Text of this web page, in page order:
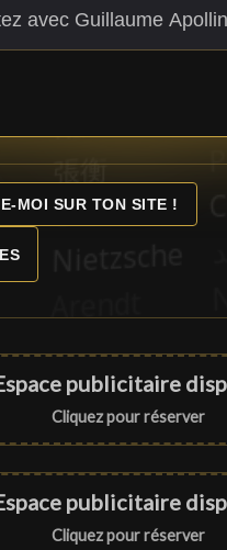
MOI SUR TON SITE !
publicitaire
Cliquez pour réserver
publicitaire
Cliquez pour réserver